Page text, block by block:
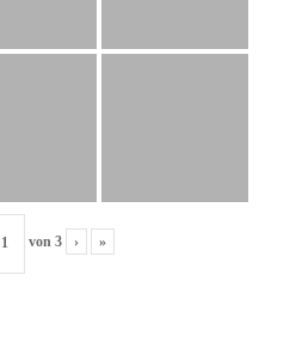
von 3 › »